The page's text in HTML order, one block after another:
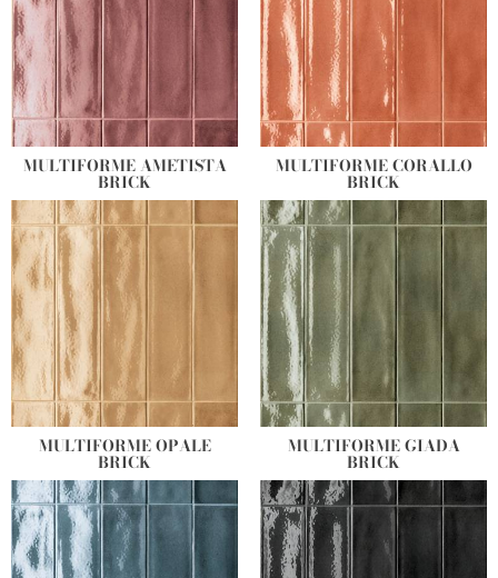
MULTIFORME AMETISTA
BRICK
MULTIFORME CORALLO
BRICK
MULTIFORME OPALE
BRICK
MULTIFORME GIADA
BRICK